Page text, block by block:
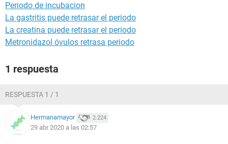
Periodo de incubacion
La gastritis puede retrasar el periodo
La creatina puede retrasar el periodo
Metronidazol óvulos retrasa periodo
1 respuesta
RESPUESTA 1 / 1
Hermanamayor 2.224
29 abr 2020 a las 02:57